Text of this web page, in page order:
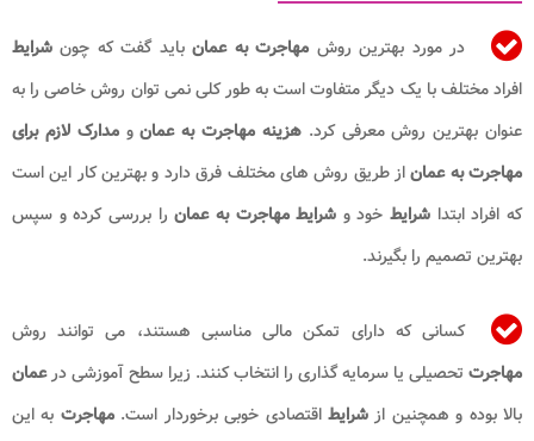
در مورد بهترین روش مهاجرت به عمانباید گفت که چونشرایط
افراد مختلف با یک دیگر متفاوت است به طور کلی نمی توان روش خاصی را به
عنوان بهترین روش معرفی کرد.هزینه مهاجرت به عمانومدارک لازم برای
مهاجرت به عماناز طریق روش های مختلف فرق دارد و بهترین کار این است
که افراد ابتدا شرایطخود و شرایط مهاجرت به عمان را بررسی کرده و سپس
بهترین تصمیم را بگیرند.
کسانی که دارای تمکن مالی مناسبی هستند، می توانند روش
مهاجرت تحصیلی یا سرمایه گذاری را انتخاب کنند. زیرا سطح آموزشی درعمان
بالا بوده و همچنین ازشرایطاقتصادی خوبی برخوردار است. مهاجرت به این